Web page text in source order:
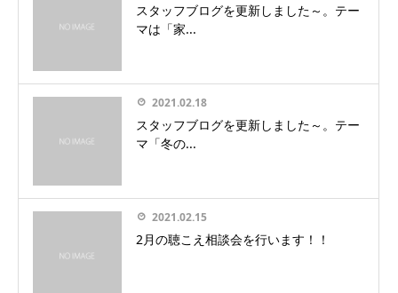
スタッフブログを更新しました～。テー
マは「家...
2021.02.18
スタッフブログを更新しました～。テー
マ「冬の...
2021.02.15
2月の聴こえ相談会を行います！！